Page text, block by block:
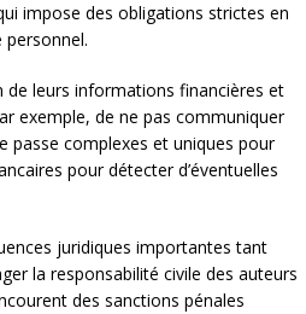
impose des obligations strictes en
de leurs informations financières et
exemple, de ne pas communiquer
passe complexes et uniques pour
pour détecter d’éventuelles
juridiques importantes tant
la responsabilité civile des auteurs
des sanctions pénales